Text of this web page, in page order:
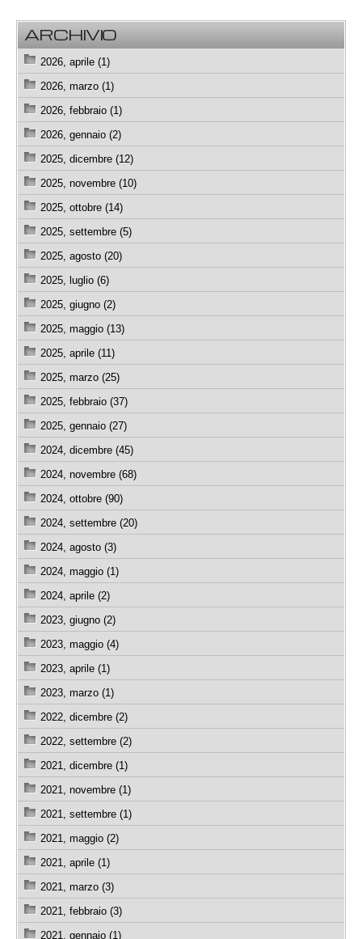
ARCHIVIO
2026, aprile (1)
2026, marzo (1)
2026, febbraio (1)
2026, gennaio (2)
2025, dicembre (12)
2025, novembre (10)
2025, ottobre (14)
2025, settembre (5)
2025, agosto (20)
2025, luglio (6)
2025, giugno (2)
2025, maggio (13)
2025, aprile (11)
2025, marzo (25)
2025, febbraio (37)
2025, gennaio (27)
2024, dicembre (45)
2024, novembre (68)
2024, ottobre (90)
2024, settembre (20)
2024, agosto (3)
2024, maggio (1)
2024, aprile (2)
2023, giugno (2)
2023, maggio (4)
2023, aprile (1)
2023, marzo (1)
2022, dicembre (2)
2022, settembre (2)
2021, dicembre (1)
2021, novembre (1)
2021, settembre (1)
2021, maggio (2)
2021, aprile (1)
2021, marzo (3)
2021, febbraio (3)
2021, gennaio (1)